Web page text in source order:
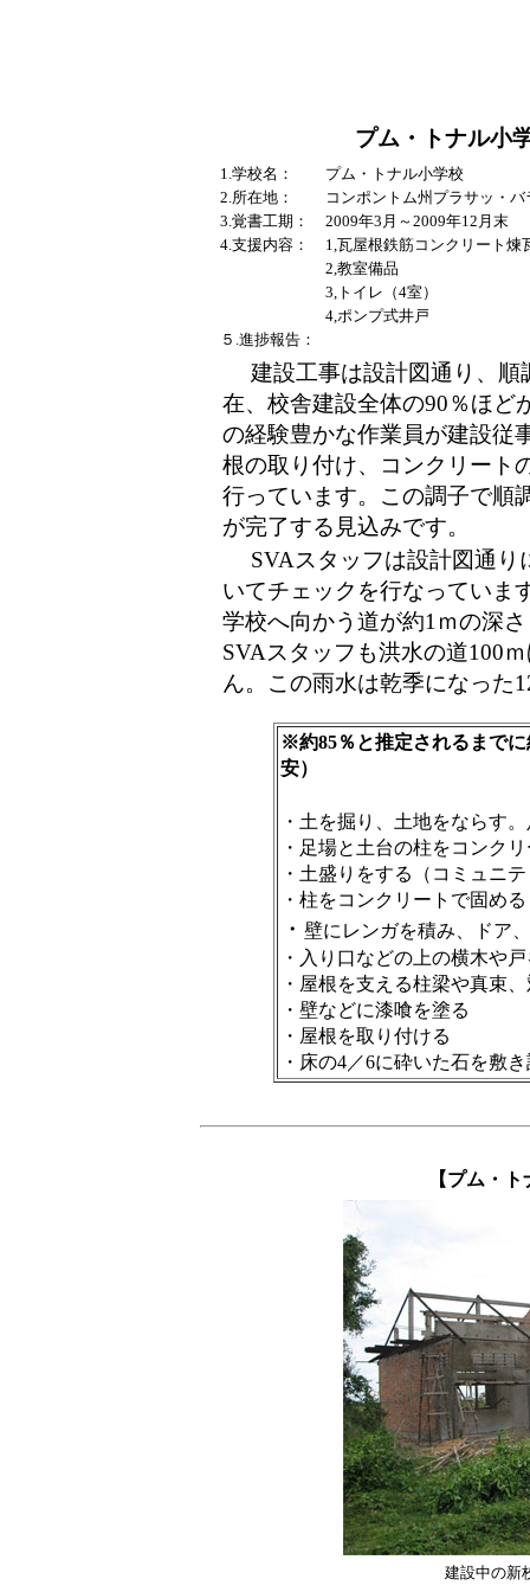
プム・トナル小
1.学校名：
プム・トナル小学校
2.所在地：
コンポントム州プラサッ・
3.覚書工期：
2009年3月～2009年12月末
4.支援内容：
1,瓦屋根鉄筋コンクリート煉
2,教室備品
3,トイレ（4室）
4,ポンプ式井戸
５.進捗報告：
建設工事は設計図通り、順
在、校舎建設全体の90％ほど
の経験豊かな作業員が建設従
根の取り付け、コンクリート
行っています。この調子で順
が完了する見込みです。
SVAスタッフは設計図通
いてチェックを行なっていま
学校へ向かう道が約1ｍの深
SVAスタッフも洪水の道100
ん。この雨水は乾季になった
※約85％と推定されるまで
安）
・土を掘り、土地をならす
・足場と土台の柱をコンク
・土盛りをする（コミュニ
・柱をコンクリートで固める
・ 壁にレンガを積み、ドア
・入り口などの上の横木や
・屋根を支える柱梁や真束
・壁などに漆喰を塗る
・屋根を取り付ける
・床の4／6に砕いた石を敷
【プム・
建設中の新